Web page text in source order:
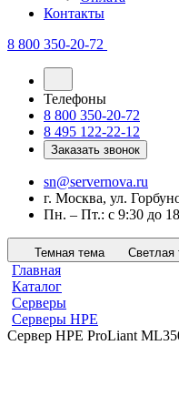
Контакты
8 800 350-20-72
Телефоны
8 800 350-20-72
8 495 122-22-12
Заказать звонок
sn@servernova.ru
г. Москва, ул.
Пн. – Пт.: с 9:30 до
Темная тема Светлая
Главная
Каталог
Серверы
Серверы HPE
Сервер HPE ProLiant